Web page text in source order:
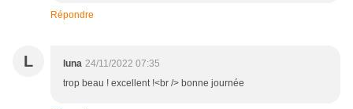
Répondre
L luna 24/11/2022 07:35
trop beau ! excellent !<br /> bonne journée